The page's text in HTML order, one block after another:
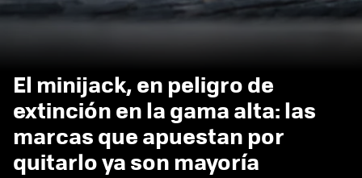
El minijack, en peligro de
extinción en la gama alta: las
marcas que apuestan por
quitarlo ya son mayoría